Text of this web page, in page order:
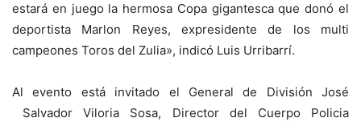
estará en juego la hermosa Copa gigantesca que donó el
deportista Marlon Reyes, expresidente de los multi
campeones Toros del Zulia», indicó Luis Urribarrí.
Al evento está invitado el General de División José
Salvador Viloria Sosa, Director del Cuerpo Policia